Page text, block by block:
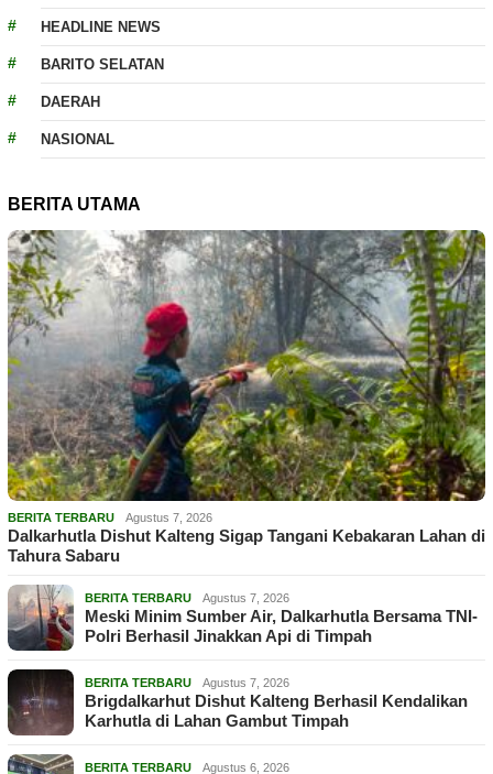
HEADLINE NEWS
BARITO SELATAN
DAERAH
NASIONAL
BERITA UTAMA
BERITA TERBARU Agustus 7, 2026
Dalkarhutla Dishut Kalteng Sigap Tangani Kebakaran Lahan di
Tahura Sabaru
BERITA TERBARU Agustus 7, 2026
Meski Minim Sumber Air, Dalkarhutla Bersama TNI-
Polri Berhasil Jinakkan Api di Timpah
BERITA TERBARU Agustus 7, 2026
Brigdalkarhut Dishut Kalteng Berhasil Kendalikan
Karhutla di Lahan Gambut Timpah
BERITA TERBARU Agustus 6, 2026